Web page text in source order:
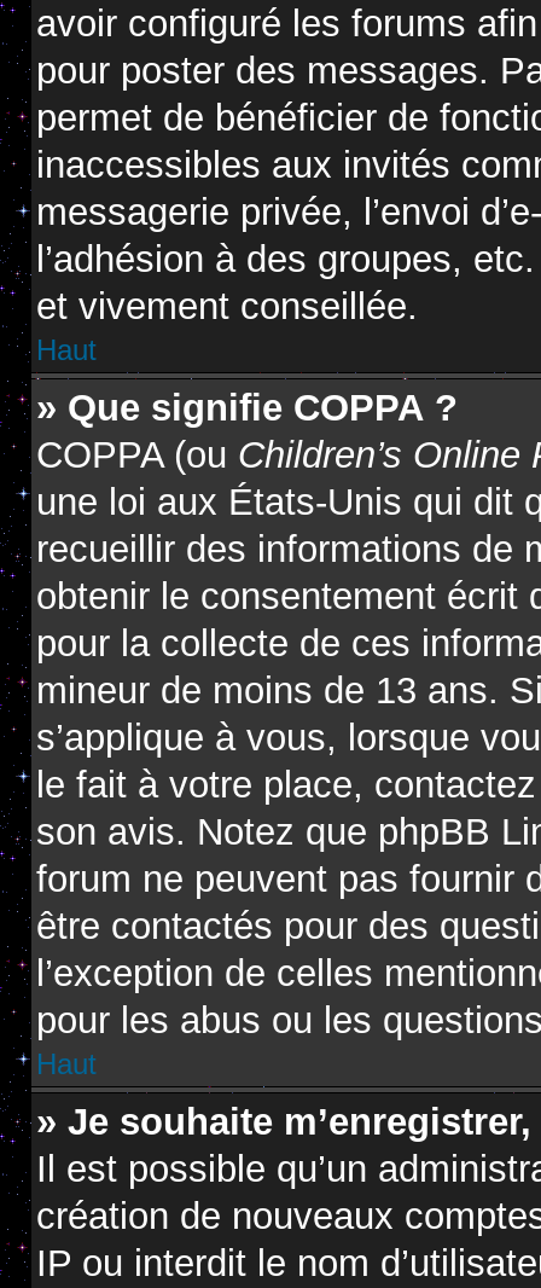
avoir configuré les forums
pour poster des messages.
permet de bénéficier de
inaccessibles aux invités
messagerie privée, l’envoi
l’adhésion à des groupes,
et vivement conseillée.
Haut
» Que signifie COPPA ?
COPPA (ou Children’s
une loi aux États-Unis qui dit
recueillir des informations de
obtenir le consentement écrit
pour la collecte de ces
mineur de moins de 13 ans.
s’applique à vous, lorsque
le fait à votre place,
son avis. Notez que phpBB
forum ne peuvent pas fournir
être contactés pour des
l’exception de celles
pour les abus ou les
Haut
» Je souhaite
Il est possible qu’un
création de nouveaux
IP ou interdit le nom